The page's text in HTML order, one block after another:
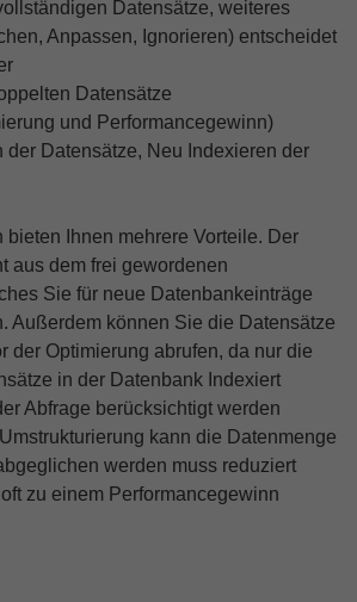
Datensätze, weiteres
Anpassen, Ignorieren) entscheidet
Datensätze
und Performancegewinn)
der Datensätze, Neu Indexieren der
bieten Ihnen mehrere Vorteile. Der
aus dem frei gewordenen
Sie für neue Datenbankeinträge
Außerdem können Sie die Datensätze
der Optimierung abrufen, da nur die
in der Datenbank Indexiert
Abfrage berücksichtigt werden
kann die Datenmenge
werden muss reduziert
zu einem Performancegewinn